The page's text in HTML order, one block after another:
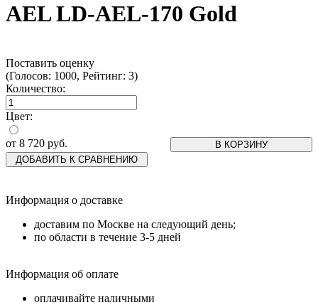
AEL LD-AEL-170 Gold
Поставить оценку
(Голосов: 1000, Рейтинг: 3)
Количество:
Цвет:
от 8 720 руб.
В КОРЗИНУ
ДОБАВИТЬ К СРАВНЕНИЮ
Информация о доставке
доставим по Москве на следующий день;
по области в течение 3-5 дней
Информация об оплате
оплачивайте наличными